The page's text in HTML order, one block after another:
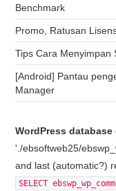
Benchmark
Promo, Ratusan
Tips Cara Menyimpan
[Android] Pantau
Manager
WordPress database
'./ebsoftweb25/
and last (automatic?)
SELECT